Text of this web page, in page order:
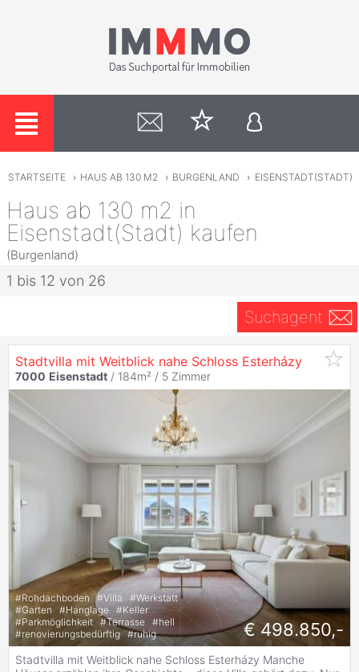
STARTSEITE › HAUS AB 130 M2 › BURGENLAND › EISENSTADT(STADT)
Haus ab 130 m2 in
Eisenstadt(Stadt) kaufen
(Burgenland)
1 bis 12 von 26
Suchagent
Stadtvilla mit Weitblick nahe Schloss Esterházy
7000 Eisenstadt / 184m² / 5 Zimmer
#Rohdachboden #Villa #Werkstatt
#Garten #Hanglage #Keller
#Parkmöglichkeit #Terrasse #hell
#renovierungsbedürftig #ruhig € 498.850,-
Stadtvilla mit Weitblick nahe Schloss Esterházy Manche